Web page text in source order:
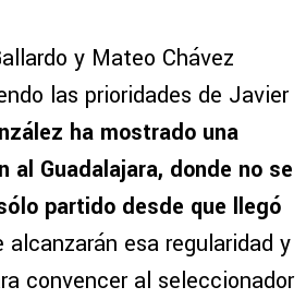
y Mateo Chávez
las prioridades de Javier
ha mostrado una
al Guadalajara, donde no se
partido desde que llegó
alcanzarán esa regularidad y
convencer al seleccionador